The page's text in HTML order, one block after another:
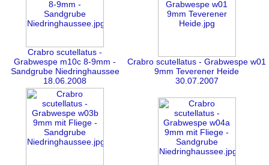
Crabro scutellatus -
Grabwespe m10c 8-9mm -
Sandgrube Niedringhaussee
18.06.2008
Crabro scutellatus - Grabwespe w01
9mm Teverener Heide
30.07.2007